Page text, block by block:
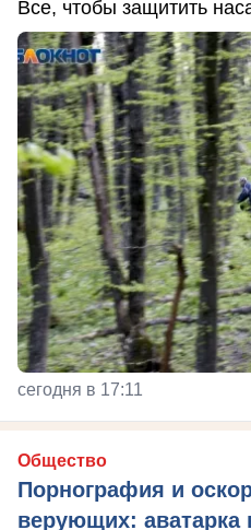
Все, чтобы защитить
сегодня в 17:11
Общество
Порнография и
верующих: аватарка